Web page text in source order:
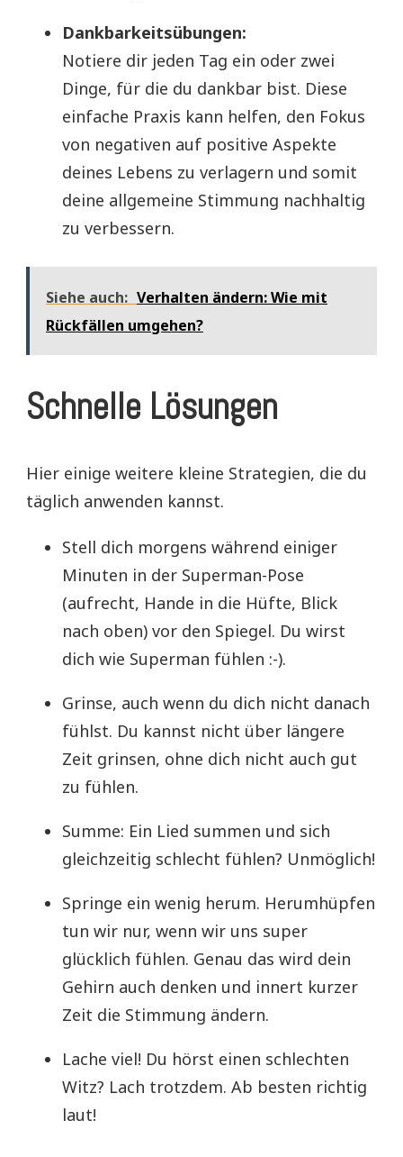
Dankbarkeitsübungen:
Notiere dir jeden Tag ein oder zwei
Dinge, für die du dankbar bist. Diese
einfache Praxis kann helfen, den Fokus
von negativen auf positive Aspekte
deines Lebens zu verlagern und somit
deine allgemeine Stimmung nachhaltig
zu verbessern.
Siehe auch: Verhalten ändern: Wie mit
Rückfällen umgehen?
Schnelle Lösungen
Hier einige weitere kleine Strategien, die du
täglich anwenden kannst.
Stell dich morgens während einiger
Minuten in der Superman-Pose
(aufrecht, Hande in die Hüfte, Blick
nach oben) vor den Spiegel. Du wirst
dich wie Superman fühlen :-).
Grinse, auch wenn du dich nicht danach
fühlst. Du kannst nicht über längere
Zeit grinsen, ohne dich nicht auch gut
zu fühlen.
Summe: Ein Lied summen und sich
gleichzeitig schlecht fühlen? Unmöglich!
Springe ein wenig herum. Herumhüpfen
tun wir nur, wenn wir uns super
glücklich fühlen. Genau das wird dein
Gehirn auch denken und innert kurzer
Zeit die Stimmung ändern.
Lache viel! Du hörst einen schlechten
Witz? Lach trotzdem. Ab besten richtig
laut!